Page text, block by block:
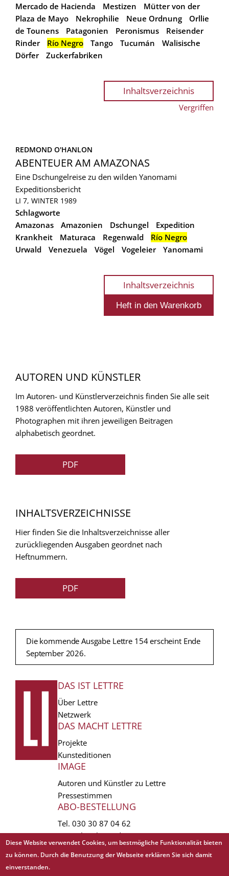
Mercado de Hacienda
Mestizen
Mütter von der
Plaza de Mayo
Nekrophilie Neue Ordnung
Orllie
de Tounens
Patagonien Peronismus
Reisender
Rinder
Río Negro Tango Tucumán
Walisische
Dörfer
Zuckerfabriken
Inhaltsverzeichnis
Vergriffen
REDMOND O'HANLON
ABENTEUER AM AMAZONAS
Eine Dschungelreise zu den wilden Yanomami
Expeditionsbericht
LI 7, WINTER 1989
Schlagworte
Amazonas
Amazonien Dschungel
Expedition
Krankheit
Maturaca Regenwald
Río Negro
Urwald
Venezuela Vögel Vogeleier Yanomami
Inhaltsverzeichnis
AUTOREN UND KÜNSTLER
Im Autoren- und Künstlerverzeichnis finden Sie alle seit
1988 veröffentlichten Autoren, Künstler und
Photographen mit ihren jeweiligen Beitragen
alphabetisch geordnet.
PDF
INHALTSVERZEICHNISSE
Hier finden Sie die Inhaltsverzeichnisse aller
zurückliegenden Ausgaben geordnet nach
Heftnummern.
PDF
Die kommende Ausgabe Lettre 154 erscheint Ende
September 2026.
FUSSZEILE
DAS IST LETTRE
Über Lettre
Netzwerk
DAS MACHT LETTRE
Projekte
Kunsteditionen
IMAGE
Autoren und Künstler zu Lettre
Pressestimmen
ABO-BESTELLUNG
Tel. 030 30 87 04 62
vertrieb(at)lettre.de
Copyright © 1988 - 2026 Lettre International. All rights reserved.
Diese Website verwendet Cookies, um bestmögliche Funktionalität bieten
zu können. Durch die Benutzung der Webseite erklären Sie sich damit
einverstanden.